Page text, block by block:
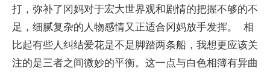
打，弥补了冈妈对于宏大世界观和剧情的把握不够的不
足，细腻复杂的人物感情又正适合冈妈放手发挥。 相
比起有些人纠结爱花是不是脚踏两条船，我想更应该关
注的是三者之间微妙的平衡。这一点与白色相簿有异曲